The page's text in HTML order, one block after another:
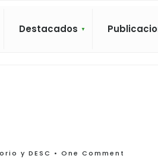
Destacados
y DESC • One Comment